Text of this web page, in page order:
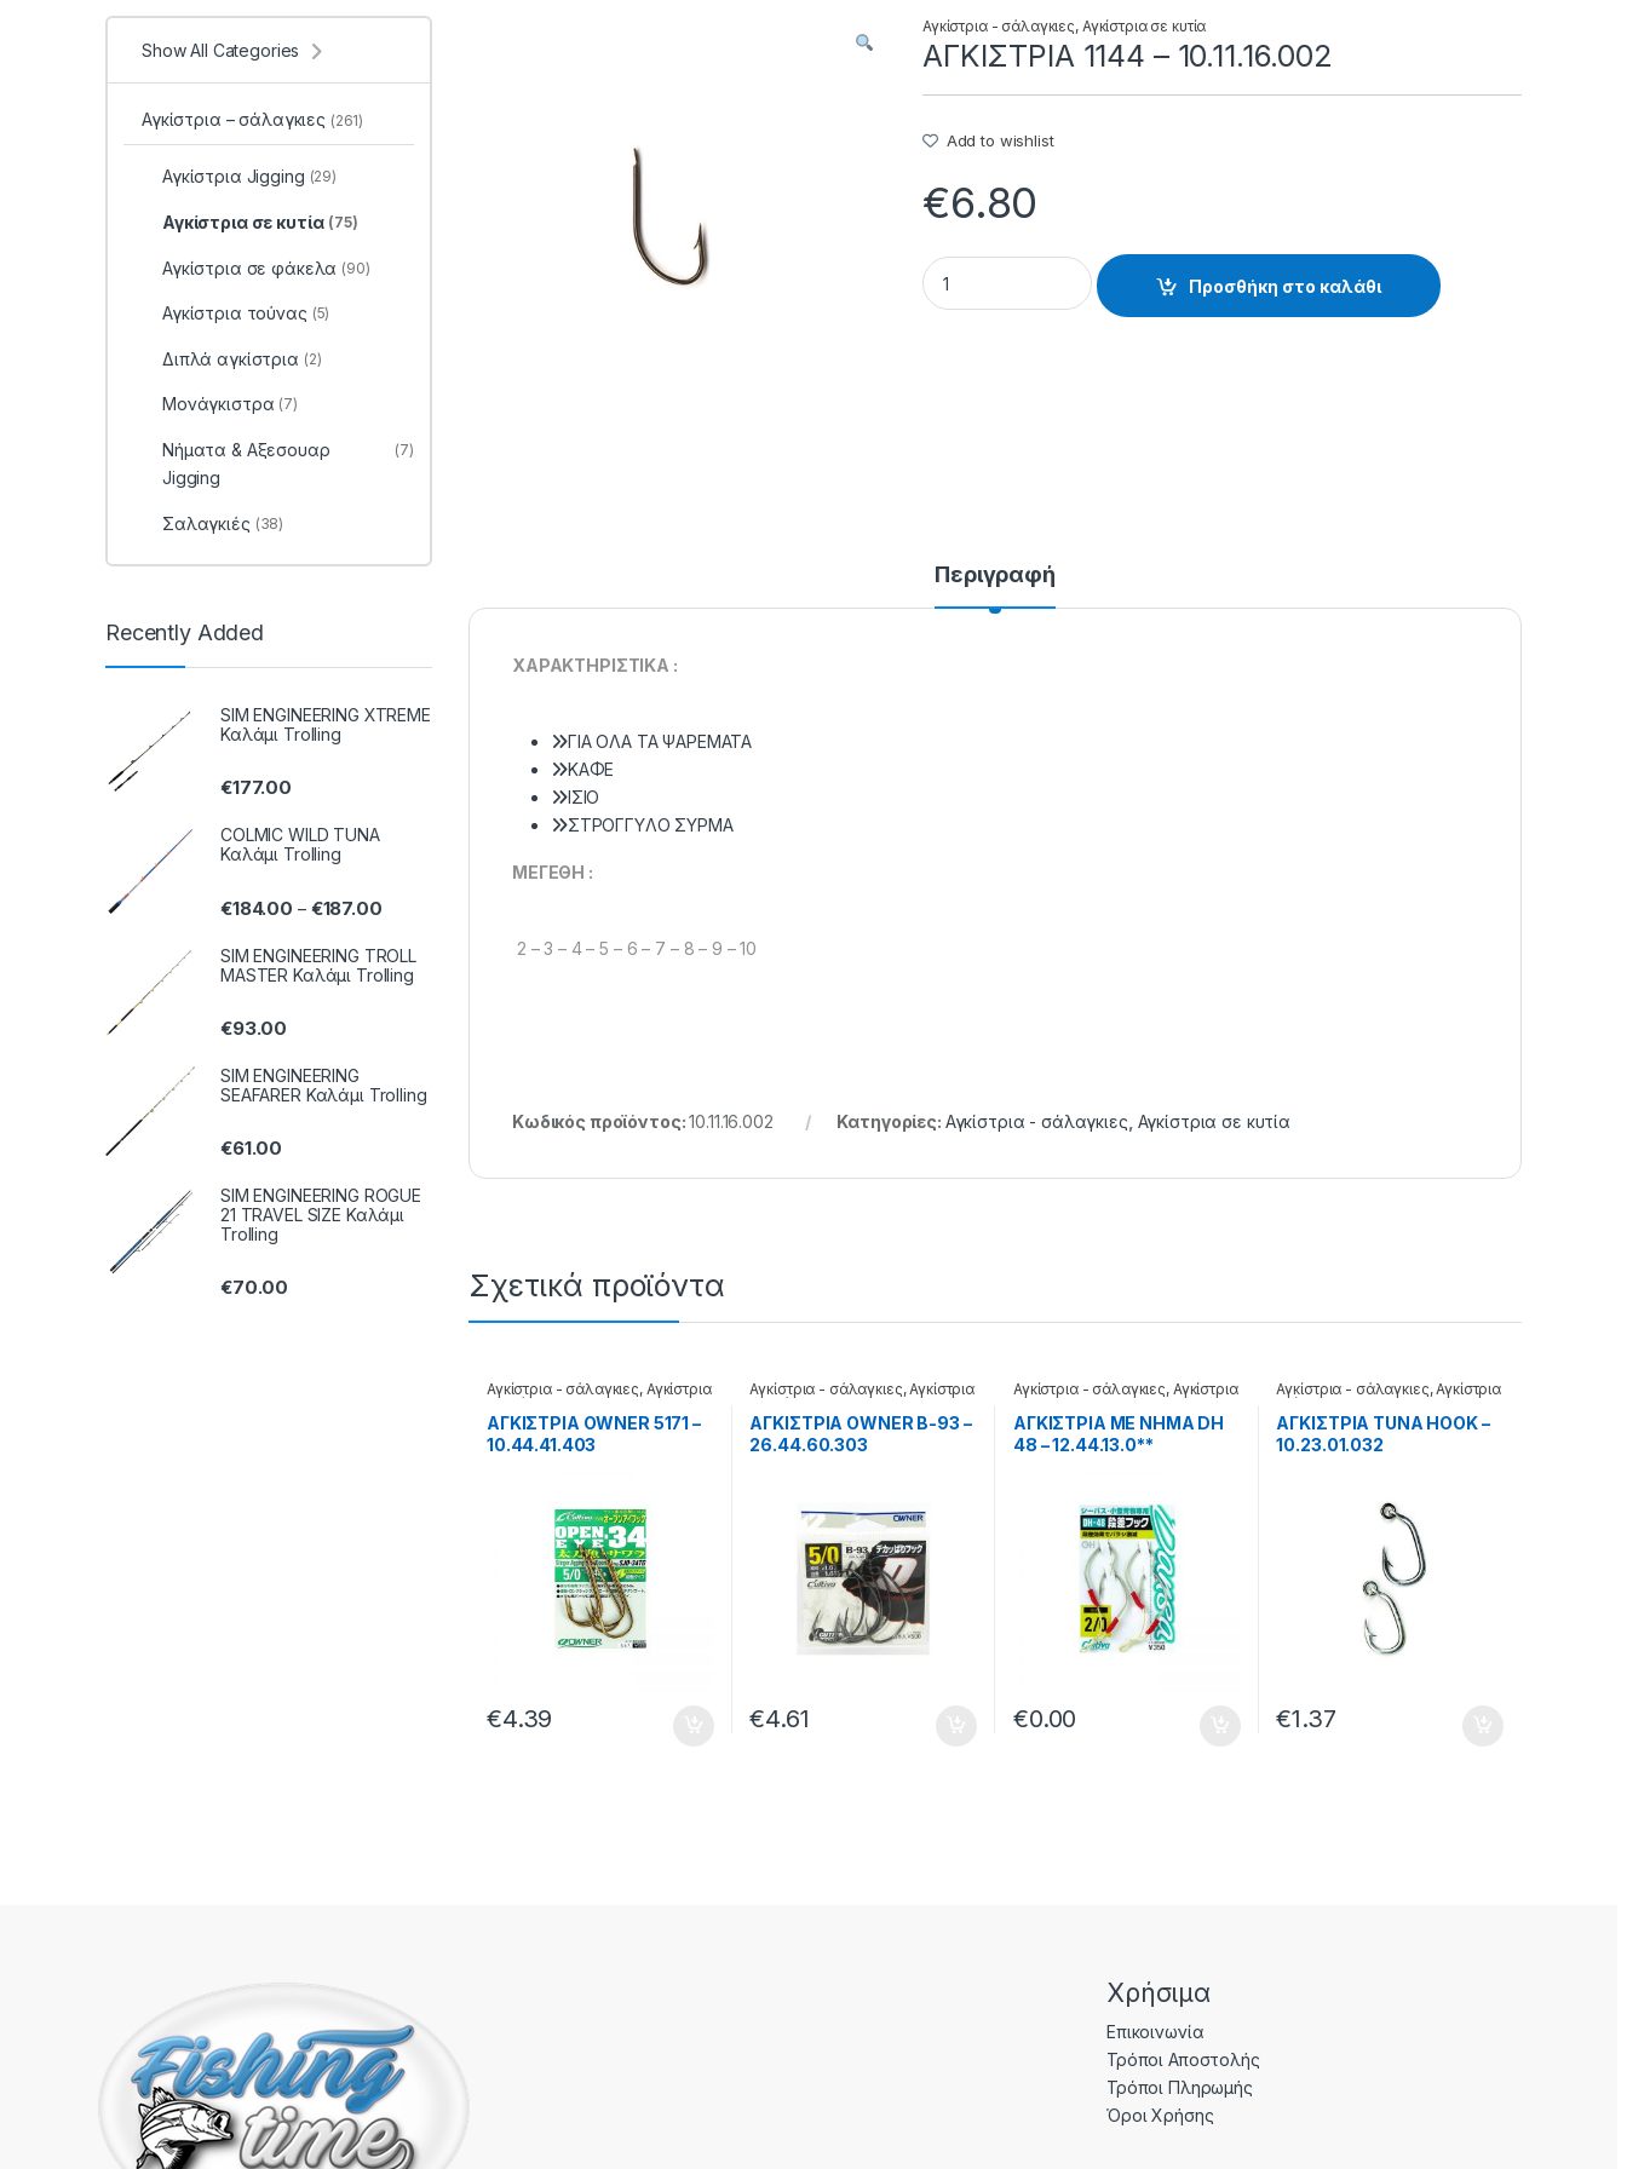
Αγκίστρια - σάλαγκιες, Αγκίστρια σε κυτία
ΑΓΚΙΣΤΡΙΑ 1144 – 10.11.16.002
Add to wishlist
€6.80
ΑΓΚΙΣΤΡΙΑ 1144 - 10.11.16.002 quantity
Προσθήκη στο καλάθι
Περιγραφή
ΧΑΡΑΚΤΗΡΙΣΤΙΚΑ :
ΓIA OΛA TA ΨAPEMATA
KAΦE
IΣIO
ΣTPOΓΓYΛO ΣYPMA
ΜΕΓΕΘΗ :
2 – 3 – 4 – 5 – 6 – 7 – 8 – 9 – 10
Κωδικός προϊόντος:10.11.16.002 Κατηγορίες: Αγκίστρια - σάλαγκιες Αγκίστρια σε κυτία
Σχετικά προϊόντα
Αγκίστρια - σάλαγκιες, Αγκίστρια
σε φάκελα
ΑΓΚΙΣΤΡΙΑ OWNER 5171 –
10.44.41.403
€4.39
Αγκίστρια - σάλαγκιες,Αγκίστρια
σε φάκελα
ΑΓΚΙΣΤΡΙΑ OWNER B-93 –
26.44.60.303
€4.61
Αγκίστρια - σάλαγκιες, Αγκίστρια
Jigging
ΑΓΚΙΣΤΡΙΑ ΜΕ ΝΗΜΑ DH
48 – 12.44.13.0**
€0.00
Αγκίστρια - σάλαγκιες,Αγκίστρια
τούνας
ΑΓΚΙΣΤΡΙΑ TUNA HOOK –
10.23.01.032
€1.37
Show All Categories
Αγκίστρια – σάλαγκιες (261)
Αγκίστρια Jigging (29)
Αγκίστρια σε κυτία (75)
Αγκίστρια σε φάκελα (90)
Αγκίστρια τούνας (5)
Διπλά αγκίστρια (2)
Μονάγκιστρα (7)
Νήματα & Αξεσουαρ
Jigging
(7)
Σαλαγκιές (38)
Recently Added
SIM ENGINEERING XTREME
Καλάμι Trolling
€177.00
COLMIC WILD TUNA
Καλάμι Trolling
€184.00 – €187.00
SIM ENGINEERING TROLL
MASTER Καλάμι Trolling
€93.00
SIM ENGINEERING
SEAFARER Καλάμι Trolling
€61.00
SIM ENGINEERING ROGUE
21 TRAVEL SIZE Καλάμι
Trolling
€70.00
Χρήσιμα
Επικοινωνία
Τρόποι Αποστολής
Τρόποι Πληρωμής
Όροι Χρήσης